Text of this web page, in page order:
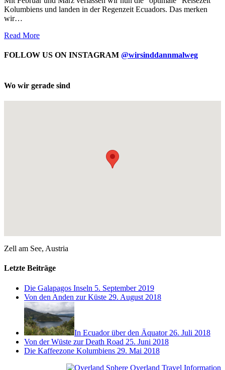
Kolumbiens und landen in der Regenzeit Ecuadors. Das merken
wir…
Read More
FOLLOW US ON INSTAGRAM @wirsinddannmalweg
Wo wir gerade sind
Zell am See, Austria
Letzte Beiträge
Die Galapagos Inseln 5. September 2019
Von den Anden zur Küste 29. August 2018
In Ecuador über den Äquator 26. Juli 2018
Von der Wüste zur Death Road 25. Juni 2018
Die Kaffeezone Kolumbiens 29. Mai 2018